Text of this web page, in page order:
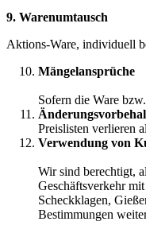
9. Warenumtausch
Aktions-Ware, individuell
Mängelansprüche
Sofern die Ware
Preislisten verlieren
Verwendung von
Wir sind berechtigt,
Geschäftsverkehr
Scheckklagen,
Bestimmungen